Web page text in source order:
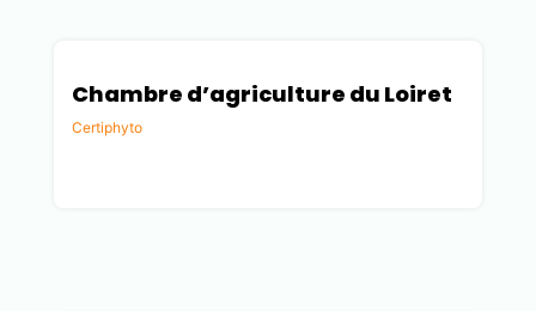
Chambre d’agriculture du Loiret
Certiphyto